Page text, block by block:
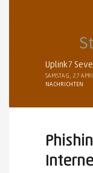
Uplink7
SAMSTAG, 27
NACHRICHTEN